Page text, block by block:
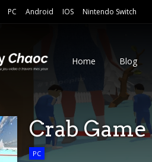
PC Android IOS Nintendo Switch
Home Blog
Crab Game
PC